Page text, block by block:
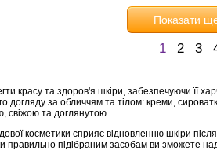
Показати
1 2 3
красу та здоров'я шкіри, забезпечуючи її
за обличчям та тілом: креми,
свіжою та доглянутою.
косметики сприяє відновленню шкіри
правильно підібраним засобам ви зможете